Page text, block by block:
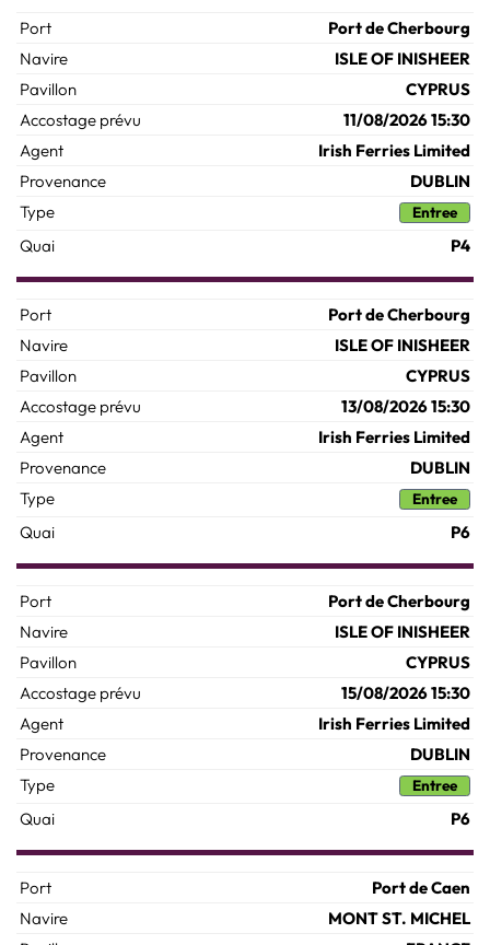
Port de Cherbourg
ISLE OF INISHEER
CYPRUS
11/08/2026 15:30
Irish Ferries Limited
DUBLIN
Entree
P4
Port de Cherbourg
ISLE OF INISHEER
CYPRUS
13/08/2026 15:30
Irish Ferries Limited
DUBLIN
Entree
P6
Port de Cherbourg
ISLE OF INISHEER
CYPRUS
15/08/2026 15:30
Irish Ferries Limited
DUBLIN
Entree
P6
Port de Caen
MONT ST. MICHEL